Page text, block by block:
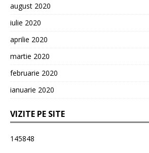
august 2020
iulie 2020
aprilie 2020
martie 2020
februarie 2020
ianuarie 2020
VIZITE PE SITE
145848